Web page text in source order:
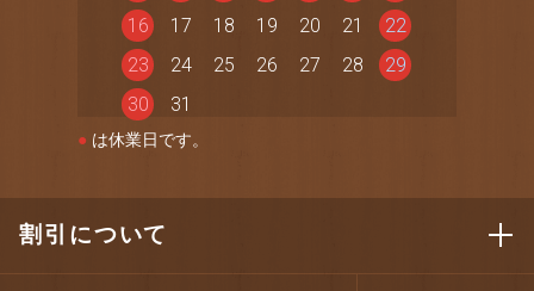
16
17 18 19 20 21
22
23
24 25 26 27 28
29
30
31
● は休業日です。
割引について